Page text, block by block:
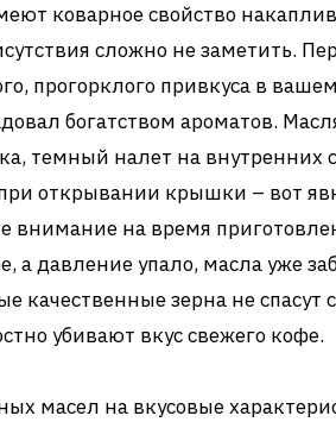
коварное свойство
сложно не заметить.
прогорклого привкуса в
богатством ароматов.
темный налет на внутренних
открывании крышки – вот
внимание на время
а давление упало, масла уже
качественные зерна не спасут
убивают вкус свежего кофе.
масел на вкусовые